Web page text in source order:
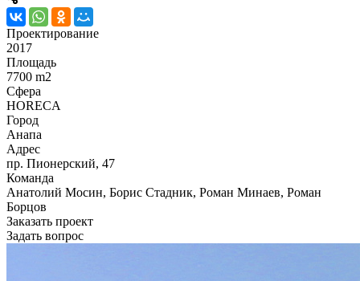
Проектирование
2017
Площадь
7700 m2
Сфера
HORECA
Город
Анапа
Адрес
пр. Пионерский, 47
Команда
Анатолий Мосин, Борис Стадник, Роман Минаев, Роман
Борцов
Заказать проект
Задать вопрос